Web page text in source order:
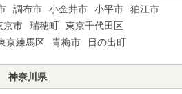
調布市 小金井市 小平市
狛江市
京市 瑞穂町
東京千代田区
京練馬区 青梅市 日の出町
神奈川県